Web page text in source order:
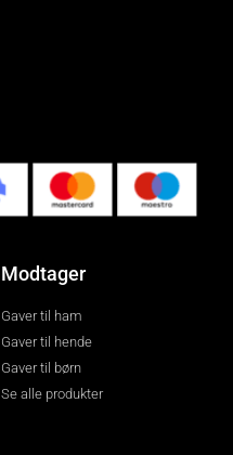
Modtager
Gaver til ham
Gaver til hende
Gaver til børn
Se alle produkter